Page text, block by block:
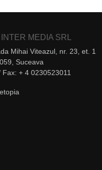
MEDIA SRL
Mihai Viteazul, nr. 23, et. 1
Suceava
Fax: + 4 0230523011